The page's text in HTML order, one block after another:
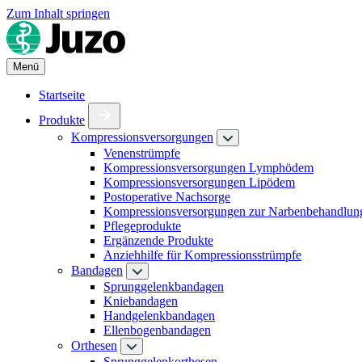
Zum Inhalt springen
Menü
Startseite
Produkte
Kompressionsversorgungen
Venenstrümpfe
Kompressionsversorgungen Lymphödem
Kompressionsversorgungen Lipödem
Postoperative Nachsorge
Kompressionsversorgungen zur
Pflegeprodukte
Ergänzende Produkte
Anziehhilfe für Kompressionsstrümpfe
Bandagen
Sprunggelenkbandagen
Kniebandagen
Handgelenkbandagen
Ellenbogenbandagen
Orthesen